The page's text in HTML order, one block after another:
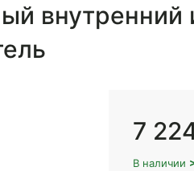
внутренний
7
В наличии